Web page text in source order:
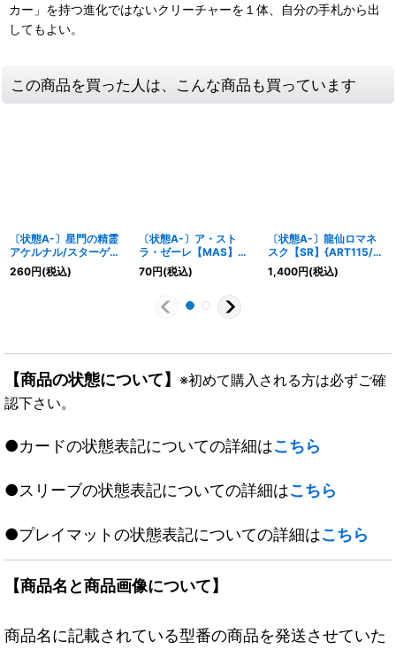
カー」を持つ進化ではないクリーチャーを１体、自分の手札から出
してもよい。
この商品を買った人は、こんな商品も買っています
〔状態A-〕星門の精霊
アケルナル/スターゲイ
ズ・ゲート【VR】
{23RP4TR7/TR9}
260円(税込)
〔状態A-〕ア・スト
ラ・ゼーレ【MAS】
{RP09M3/M3}《水》
70円(税込)
〔状態A-〕龍仙ロマネ
スク【SR】{ART115/5}
《多》
1,400円(税込)
【商品の状態について】 ※初めて購入される方は必ずご確
認下さい。
●カードの状態表記についての詳細はこちら
●スリーブの状態表記についての詳細はこちら
●プレイマットの状態表記についての詳細はこちら
【商品名と商品画像について】
商品名に記載されている型番の商品を発送させていた